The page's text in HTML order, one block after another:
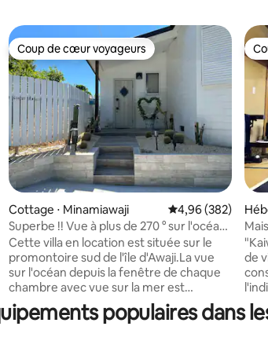
sur la base de 236 commentaires : 4,95
Coup de cœur voyageurs
Coup de cœur voyageurs
Cottage ⋅ Minamiawaji Évaluation
4,96 (382)
Superbe !! Vue à plus de 270 ° sur l'océan
depuis le cap ! West Coast Awaji –
Animaux de compagnie acceptés !
Cette villa en location est située sur le
promontoire sud de l'île d'Awaji.La vue
sur l'océan depuis la fenêtre de chaque
chambre avec vue sur la mer est
superbe.Les jours de beau temps, vous
pourrez également admirer les couchers
"Kaiwa
de
ont
populaires dans